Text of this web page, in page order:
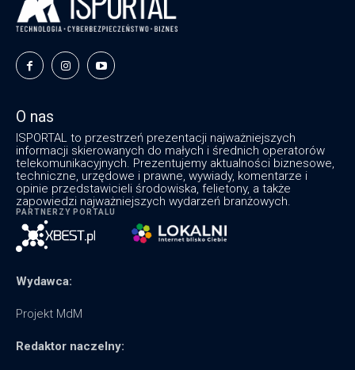
O nas
ISPORTAL to przestrzeń prezentacji najważniejszych
informacji skierowanych do małych i średnich operatorów
telekomunikacyjnych. Prezentujemy aktualności biznesowe,
techniczne, urzędowe i prawne, wywiady, komentarze i
opinie przedstawicieli środowiska, felietony, a także
zapowiedzi najważniejszych wydarzeń branżowych.
PARTNERZY PORTALU
Wydawca:
Projekt MdM
Redaktor naczelny: